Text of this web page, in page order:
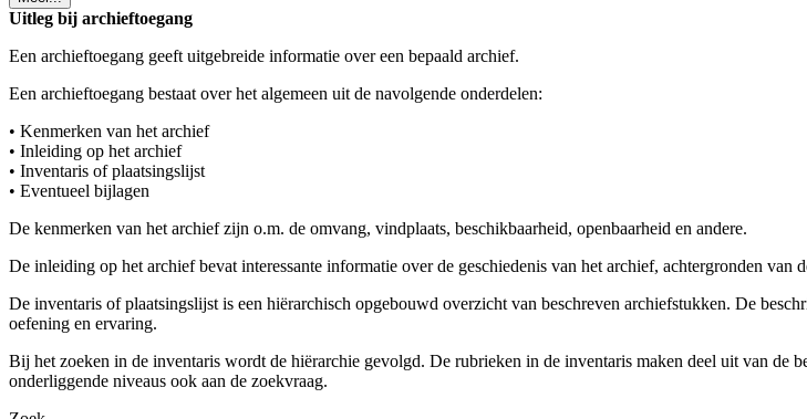
Uitleg bij archieftoegang
Een archieftoegang geeft uitgebreide informatie over een bepaald archief.
Een archieftoegang bestaat over het algemeen uit de navolgende onderdelen:
• Kenmerken van het archief
• Inleiding op het archief
• Inventaris of plaatsingslijst
• Eventueel bijlagen
De kenmerken van het archief zijn o.m. de omvang, vindplaats, beschikbaarheid, openbaarheid en andere.
De inleiding op het archief bevat interessante informatie over de geschiedenis van het archief, achtergronden
De inventaris of plaatsingslijst is een hiërarchisch opgebouwd overzicht van beschreven archiefstukken. De
oefening en ervaring.
Bij het zoeken in de inventaris wordt de hiërarchie gevolgd. De rubrieken in de inventaris maken deel uit van de
onderliggende niveaus ook aan de zoekvraag.